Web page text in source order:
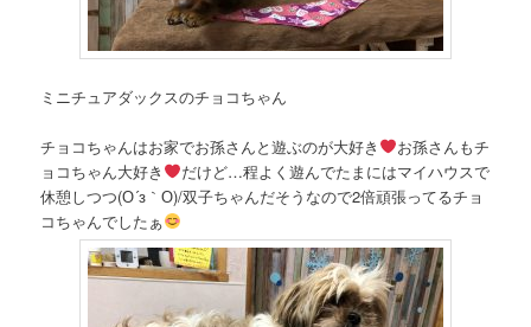
ミニチュアダックスのチョコちゃん
チョコちゃんはお家でお孫さんと遊ぶのが大好き
お孫さんもチ
ョコちゃん大好き
だけど…程よく遊んでたまにはマイハウスで
休憩しつつ(О´з｀О)/双子ちゃんだそうなので2倍頑張ってるチョ
コちゃんでしたぁ